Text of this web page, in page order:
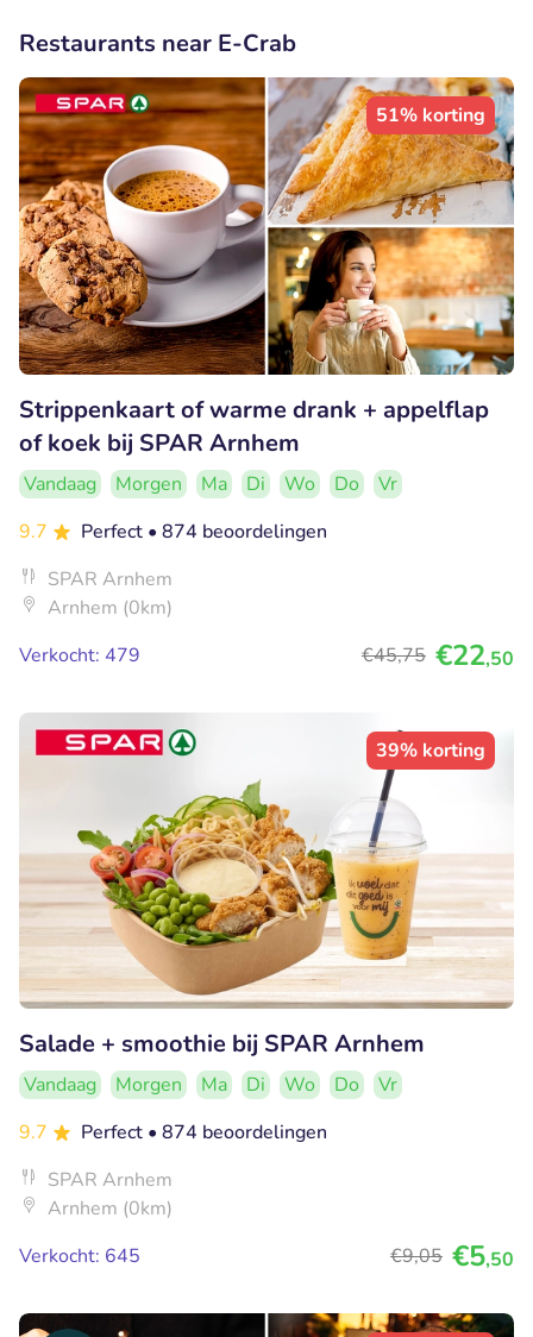
Restaurants near E-Crab
51% korting
Strippenkaart of warme drank + appelflap
of koek bij SPAR Arnhem
Vandaag Morgen Ma Di Wo Do
Vr
9.7
Perfect • 874 beoordelingen
SPAR Arnhem
Arnhem (0km)
Verkocht: 479
€45,75 €22,50
39% korting
Salade + smoothie bij SPAR Arnhem
Vandaag Morgen Ma Di Wo Do
Vr
9.7
Perfect • 874 beoordelingen
SPAR Arnhem
Arnhem (0km)
Verkocht: 645
€9,05 €5,50